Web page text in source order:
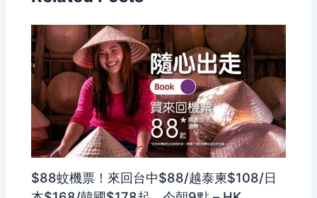
$88蚊機票！來回台中$88/越泰柬$108/日